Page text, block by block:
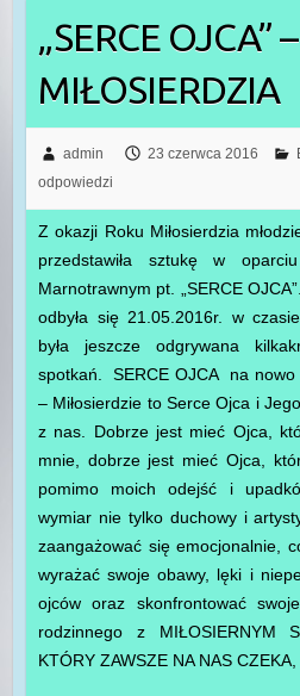
„SERCE OJCA”
MIŁOSIERDZIA
admin 23 czerwca 2016
odpowiedzi
Z okazji Roku Miłosierdzia
przedstawiła sztukę w
Marnotrawnym pt. „SERCE
odbyła się 21.05.2016r. w
była jeszcze odgrywana
spotkań. SERCE OJCA na nowo
– Miłosierdzie to Serce Ojca i
z nas. Dobrze jest mieć Ojca,
mnie, dobrze jest mieć Ojca,
pomimo moich odejść i
wymiar nie tylko duchowy i
zaangażować się emocjonalnie,
wyrażać swoje obawy, lęki i
ojców oraz skonfrontować
rodzinnego z MIŁOSIERNYM
KTÓRY ZAWSZE NA NAS